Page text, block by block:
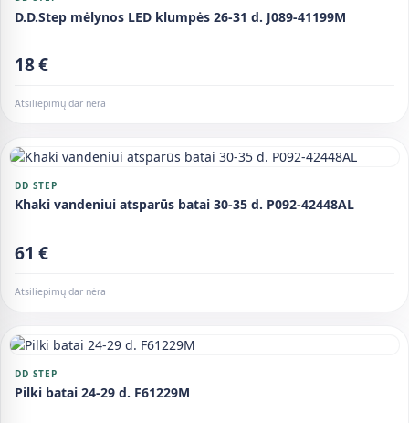
D.D.Step mėlynos LED klumpės 26-31 d. J089-41199M
18 €
Atsiliepimų dar nėra
DD STEP
Khaki vandeniui atsparūs batai 30-35 d. P092-42448AL
61 €
Atsiliepimų dar nėra
DD STEP
Pilki batai 24-29 d. F61229M